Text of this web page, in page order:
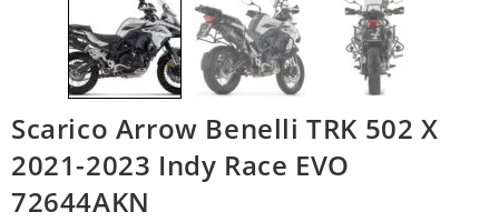
Scarico Arrow Benelli TRK 502 X
2021-2023 Indy Race EVO
72644AKN